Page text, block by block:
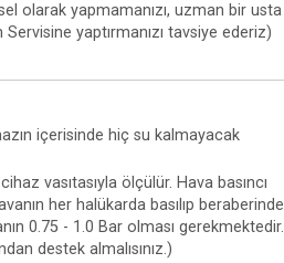
olarak yapmamanızı, uzman bir usta
yaptırmanızı tavsiye ederiz)
içerisinde hiç su kalmayacak
vasıtasıyla ölçülür. Hava basıncı
her halükarda basılıp beraberinde
0.75 - 1.0 Bar olması gerekmektedir.
destek almalısınız.)